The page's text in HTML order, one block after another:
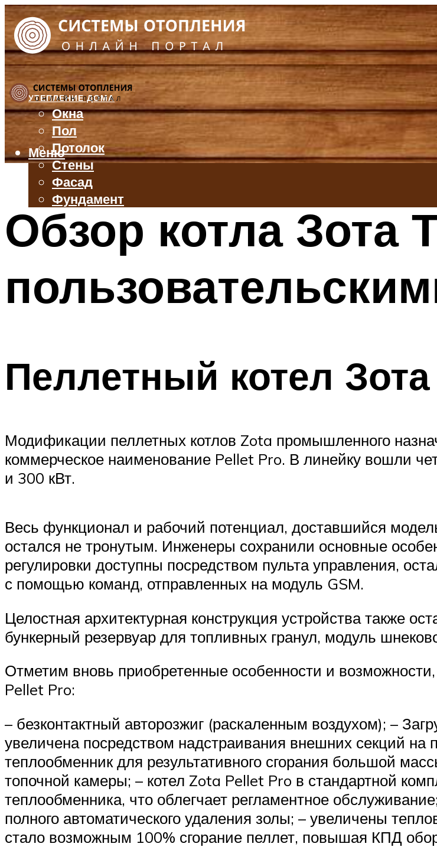
УТЕПЛЕНИЕ ДОМА
Окна
Пол
Потолок
Стены
Фасад
Фундамент
БАЛКОН И ЛОДЖИЯ
КРЫША
Меню
Меню
Обзор котла Зота
Пеллетный котел
Модификации пеллетных котлов Zota промышленного
коммерческое наименование Pellet Pro. В линейку вошли
и 300 кВт.
Весь функционал и рабочий потенциал, доставшийся
остался не тронутым. Инженеры сохранили основные
регулировки доступны посредством пульта управления,
с помощью команд, отправленных на модуль GSM.
Целостная архитектурная конструкция устройства также
бункерный резервуар для топливных гранул, модуль
Отметим вновь приобретенные особенности и
Pellet Pro:
– безконтактный авторозжиг (раскаленным воздухом); –
увеличена посредством надстраивания внешних секций на
теплообменник для результативного сгорания большой
топочной камеры; – котел Zota Pellet Pro в стандартной
теплообменника, что облегчает регламентное
полного автоматического удаления золы; – увеличены
стало возможным 100% сгорание пеллет, повышая КПД